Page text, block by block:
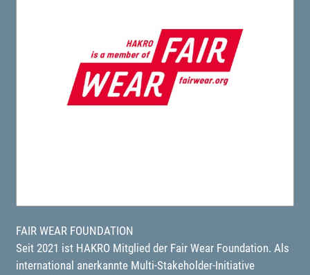
FAIR WEAR FOUNDATION
Seit 2021 ist HAKRO Mitglied der Fair Wear Foundation. Als
international anerkannte Multi-Stakeholder-Initiative